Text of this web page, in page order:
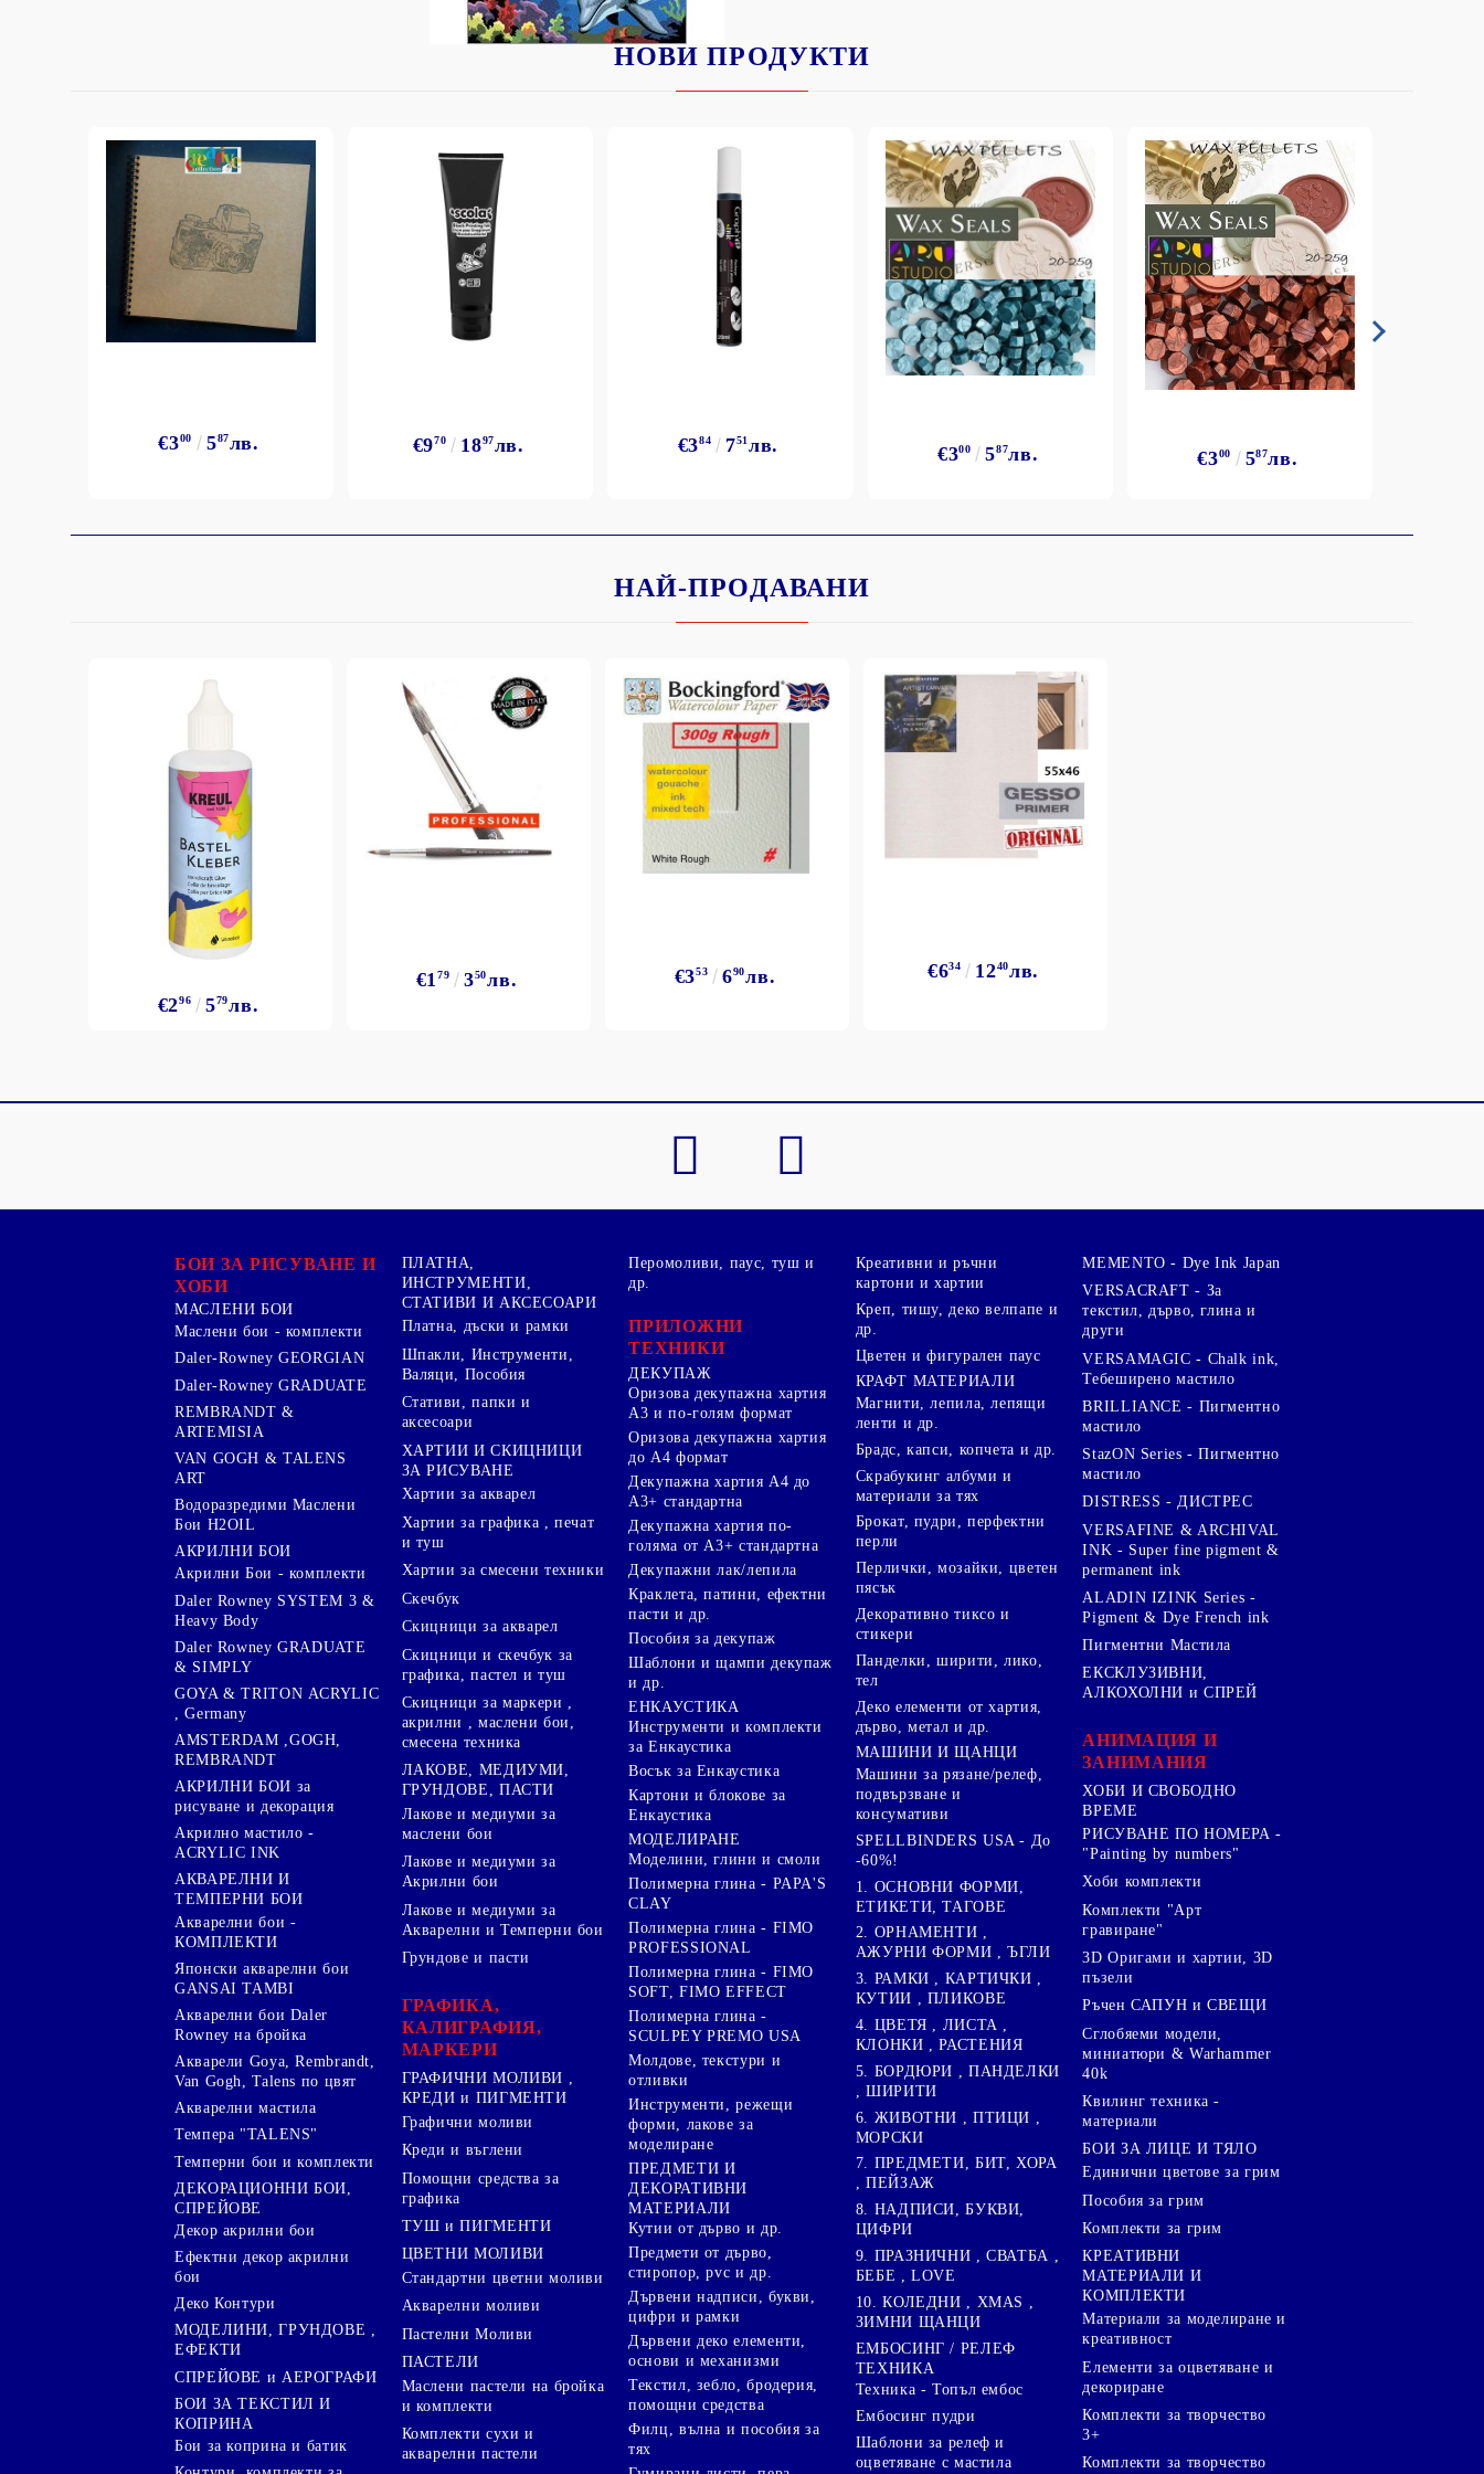
Моят профил
Регистрация
ALADIN IZINK Series - Pigment & Dye
French ink
Пигментни Мастила
ЕКСКЛУЗИВНИ, АЛКОХОЛНИ и
СПРЕЙ
НОВИ ПРОДУКТИ
€300 587лв. €970 1897лв. €384 751лв. €300 587лв. €300 587лв.
НАЙ-ПРОДАВАНИ
€296 579лв.
€179 350лв. €353 690лв. €634 1240лв.
БОИ ЗА РИСУВАНЕ И
ХОБИ
МАСЛЕНИ БОИ
Маслени бои - комплекти
Daler-Rowney GEORGIAN
Daler-Rowney GRADUATE
REMBRANDT &
ARTEMISIA
VAN GOGH & TALENS
ART
Водоразредими Маслени
Бои H2OIL
АКРИЛНИ БОИ
Акрилни Бои - комплекти
Daler Rowney SYSTEM 3 &
Heavy Body
Daler Rowney GRADUATE
& SIMPLY
GOYA & TRITON АCRYLIC
, Germany
AMSTERDAM ,GOGH,
REMBRANDT
АКРИЛНИ БОИ за
рисуване и декорация
Акрилно мастило -
ACRYLIC INK
АКВАРЕЛНИ И
ТЕМПЕРНИ БОИ
Акварелни бои -
КОМПЛЕКТИ
Японски акварелни бои
GANSAI TAMBI
Акварелни бои Daler
Rowney на бройка
Акварели Goya, Rembrandt,
Van Gogh, Talens по цвят
Акварелни мастила
Темпера "TALENS"
Темперни бои и комплекти
ДЕКОРАЦИОННИ БОИ,
СПРЕЙОВЕ
Декор акрилни бои
Ефектни декор акрилни
бои
Деко Контури
МОДЕЛИНИ, ГРУНДОВЕ ,
ЕФЕКТИ
СПРЕЙОВЕ и АЕРОГРАФИ
БОИ ЗА ТЕКСТИЛ И
КОПРИНА
Бои за коприна и батик
ПЛАТНА,
ИНСТРУМЕНТИ,
СТАТИВИ И АКСЕСОАРИ
Платна, дъски и рамки
Шпакли, Инструменти,
Валяци, Пособия
Стативи, папки и
аксесоари
ХАРТИИ И СКИЦНИЦИ
ЗА РИСУВАНЕ
Хартии за акварел
Хартии за графика , печат
и туш
Хартии за смесени техники
Скечбук
Скицници за акварел
Скицници и скечбук за
графика, пастел и туш
Скицници за маркери ,
акрилни , маслени бои,
смесена техника
ЛАКОВЕ, МЕДИУМИ,
ГРУНДОВЕ, ПАСТИ
Лакове и медиуми за
маслени бои
Лакове и медиуми за
Акрилни бои
Лакове и медиуми за
Акварелни и Темперни бои
Грундове и пасти
ГРАФИКА,
КАЛИГРАФИЯ,
МАРКЕРИ
ГРАФИЧНИ МОЛИВИ ,
КРЕДИ и ПИГМЕНТИ
Графични моливи
Креди и въглени
Помощни средства за
графика
ТУШ и ПИГМЕНТИ
ЦВЕТНИ МОЛИВИ
Стандартни цветни моливи
Акварелни моливи
Пастелни Моливи
ПАСТЕЛИ
Маслени пастели на бройка
и комплекти
Комплекти сухи и
акварелни пастели
Перомоливи, паус, туш и
др.
ПРИЛОЖНИ
ТЕХНИКИ
ДЕКУПАЖ
Оризова декупажна хартия
А3 и по-голям формат
Оризова декупажна хартия
до А4 формат
Декупажна хартия А4 до
А3+ стандартна
Декупажна хартия по-
голяма от А3+ стандартна
Декупажни лак/лепила
Краклета, патини, ефектни
пасти и др.
Пособия за декупаж
Шаблони и щампи декупаж
и др.
ЕНКАУСТИКА
Инструменти и комплекти
за Енкаустика
Восък за Енкаустика
Картони и блокове за
Енкаустика
МОДЕЛИРАНЕ
Моделини, глини и смоли
Полимерна глина - PAPA'S
CLAY
Полимерна глина - FIMO
PROFESSIONAL
Полимерна глина - FIMO
SOFT, FIMO EFFECT
Полимерна глина -
SCULPEY PREMO USA
Молдове, текстури и
отливки
Инструменти, режещи
форми, лакове за
моделиране
ПРЕДМЕТИ И
ДЕКОРАТИВНИ
МАТЕРИАЛИ
Кутии от дърво и др.
Предмети от дърво,
стиропор, pvc и др.
Дървени надписи, букви,
цифри и рамки
Дървени деко елементи,
основи и механизми
Текстил, зебло, бродерия,
помощни средства
Филц, вълна и пособия за
тях
Креативни и ръчни
картони и хартии
Креп, тишу, деко велпапе и
др.
Цветен и фигурален паус
КРАФТ МАТЕРИАЛИ
Магнити, лепила, лепящи
ленти и др.
Брадс, капси, копчета и др.
Скрабукинг албуми и
материали за тях
Брокат, пудри, перфектни
перли
Перлички, мозайки, цветен
пясък
Декоративно тиксо и
стикери
Панделки, ширити, лико,
тел
Деко елементи от хартия,
дърво, метал и др.
МАШИНИ И ЩАНЦИ
Машини за рязане/релеф,
подвързване и
консумативи
SPELLBINDERS USA - До
-60%!
1. ОСНОВНИ ФОРМИ,
ЕТИКЕТИ, ТАГОВЕ
2. ОРНАМЕНТИ ,
АЖУРНИ ФОРМИ , ЪГЛИ
3. РАМКИ , КАРТИЧКИ ,
КУТИИ , ПЛИКОВЕ
4. ЦВЕТЯ , ЛИСТА ,
КЛОНКИ , РАСТЕНИЯ
5. БОРДЮРИ , ПАНДЕЛКИ
, ШИРИТИ
6. ЖИВОТНИ , ПТИЦИ ,
МОРСКИ
7. ПРЕДМЕТИ, БИТ, ХОРА
, ПЕЙЗАЖ
8. НАДПИСИ, БУКВИ,
ЦИФРИ
9. ПРАЗНИЧНИ , СВАТБА ,
БЕБЕ , LOVE
10. КОЛЕДНИ , XMAS ,
ЗИМНИ ЩАНЦИ
ЕМБОСИНГ / РЕЛЕФ
ТЕХНИКА
Техника - Топъл ембос
Ембосинг пудри
Шаблони за релеф и
оцветяване с мастила
MEMENTO - Dye Ink Japan
VERSACRAFT - За
текстил, дърво, глина и
други
VERSAMAGIC - Chalk ink,
Тебеширено мастило
BRILLIANCE - Пигментно
мастило
StazON Series - Пигментно
мастило
DISTRESS - ДИСТРЕС
VERSAFINE & ARCHIVAL
INK - Super fine pigment &
permanent ink
ALADIN IZINK Series -
Pigment & Dye French ink
Пигментни Мастила
ЕКСКЛУЗИВНИ,
АЛКОХОЛНИ и СПРЕЙ
АНИМАЦИЯ И
ЗАНИМАНИЯ
ХОБИ И СВОБОДНО
ВРЕМЕ
РИСУВАНЕ ПО НОМЕРА -
"Painting by numbers"
Хоби комплекти
Комплекти "Арт
гравиране"
3D Оригами и хартии, 3D
пъзели
Ръчен САПУН и СВЕЩИ
Сглобяеми модели,
миниатюри & Warhammer
40k
Квилинг техника -
материали
БОИ ЗА ЛИЦЕ И ТЯЛО
Единични цветове за грим
Пособия за грим
Комплекти за грим
КРЕАТИВНИ
МАТЕРИАЛИ И
КОМПЛЕКТИ
Mатериали за моделиране и
креативност
Елементи за оцветяване и
декориране
Комплекти за творчество
3+
Комплекти за творчество